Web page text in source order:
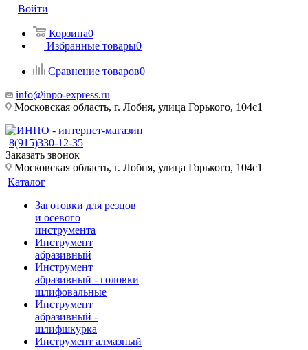
Войти
Корзина0
Избранные товары0
Сравнение товаров0
info@inpo-express.ru
Московская область, г. Лобня, улица Горького, 104с1
8(915)330-12-35
Заказать звонок
Московская область, г. Лобня, улица Горького, 104с1
Каталог
Заготовки для резцов
и осевого
инструмента
Инструмент
абразивный
Инструмент
абразивный - головки
шлифовальные
Инструмент
абразивный -
шлифшкурка
Инструмент алмазный